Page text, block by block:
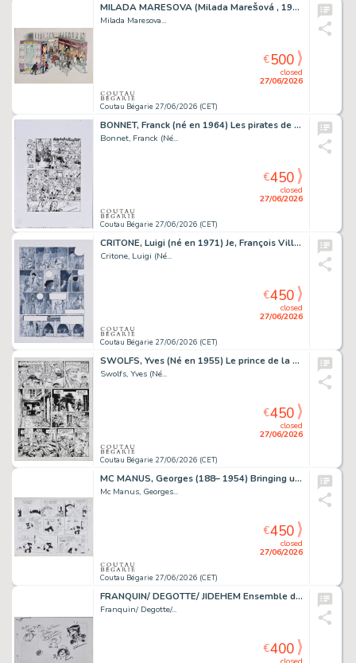
MILADA MARESOVA (Milada Marešová , 1901-1987) Paris-Soir,...
Milada Maresova...
Coutau Bégarie 27/06/2026 (CET)
closed
27/06/2026
€500
BONNET, Franck (né en 1964) Les pirates de Barbaria,...
Bonnet, Franck (Né...
Coutau Bégarie 27/06/2026 (CET)
closed
27/06/2026
€450
CRITONE, Luigi (né en 1971) Je, François Villon, Tome...
Critone, Luigi (Né...
Coutau Bégarie 27/06/2026 (CET)
closed
27/06/2026
€450
SWOLFS, Yves (Né en 1955) Le prince de la nuit, T2,...
Swolfs, Yves (Né...
Coutau Bégarie 27/06/2026 (CET)
closed
27/06/2026
€450
MC MANUS, Georges (188– 1954) Bringing up father /...
Mc Manus, Georges...
Coutau Bégarie 27/06/2026 (CET)
closed
27/06/2026
€450
FRANQUIN/ DEGOTTE/ JIDEHEM Ensemble de dessins-dédicaces...
Franquin/ Degotte/...
€400